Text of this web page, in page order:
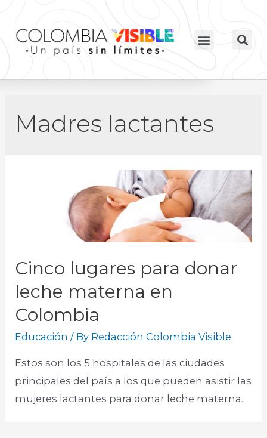
Madres lactantes
Cinco lugares para donar
leche materna en
Colombia
Educación / By Redacción Colombia Visible
Estos son los 5 hospitales de las ciudades
principales del país a los que pueden asistir las
mujeres lactantes para donar leche materna.